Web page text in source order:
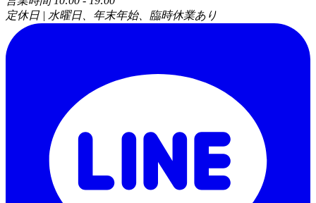
定休日 | 水曜日、年末年始、臨時休業あり